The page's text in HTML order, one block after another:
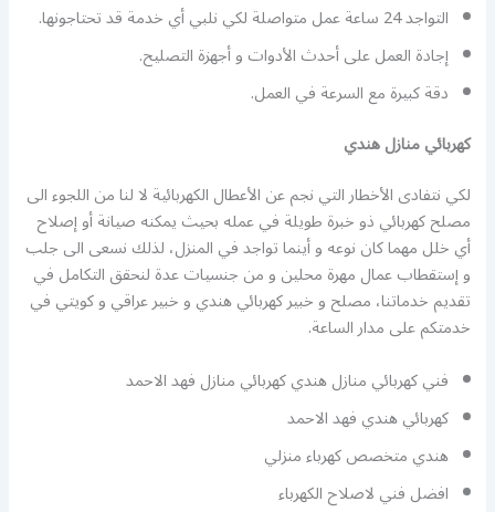
التواجد 24 ساعة عمل متواصلة لكي نلبي أي خدمة قد تحتاجونها.
إجادة العمل على أحدث الأدوات و أجهزة التصليح.
دقة كبيرة مع السرعة في العمل.
كهربائي منازل هندي
لكي نتفادى الأخطار التي نجم عن الأعطال الكهربائية لا لنا من اللجوء الى
مصلح كهربائي ذو خبرة طويلة في عمله بحيث يمكنه صيانة أو إصلاح
أي خلل مهما كان نوعه و أينما تواجد في المنزل، لذلك نسعى الى جلب
و إستقطاب عمال مهرة محلين و من جنسيات عدة لنحقق التكامل في
تقديم خدماتنا، مصلح و خبير كهربائي هندي و خبير عراقي و كويتي في
خدمتكم على مدار الساعة.
فني كهربائي منازل هندي كهربائي منازل فهد الاحمد
كهربائي هندي فهد الاحمد
هندي متخصص كهرباء منزلي
افضل فني لاصلاح الكهرباء